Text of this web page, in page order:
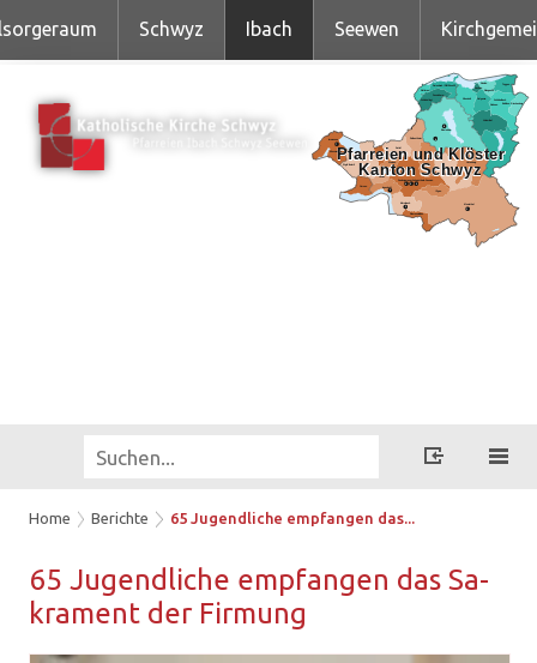
Schwyz Ibach Seewen
Home Berichte 65 Jugendliche empfangen das...
65 Ju­gend­li­che emp­fan­gen das Sa­
kra­ment der Fir­mung